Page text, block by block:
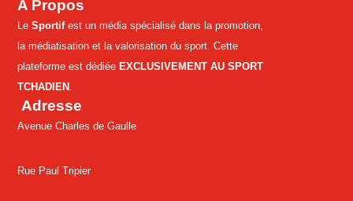
A Propos
LeSportifest un média spécialisé dans la promotion,
la médiatisation et la valorisation du sport. Cette
plateforme est dédiée EXCLUSIVEMENT AU SPORT
TCHADIEN .
Adresse
Avenue Charles de Gaulle
Rue Paul Tripier